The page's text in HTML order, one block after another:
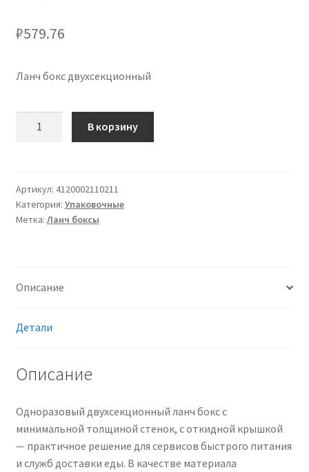
₽579.76
Ланч бокс двухсекционный
LB
2
эконом
для
и
черный
В корзину
Артикул: 4120002110211
Категория: Упаковочные
Метка:Ланч боксы
Описание
Детали
Описание
Одноразовый двухсекционный ланч бокс с
минимальной толщиной стенок, с откидной крышкой
— практичное решение для сервисов быстрого питания
и служб доставки еды. В качестве материала